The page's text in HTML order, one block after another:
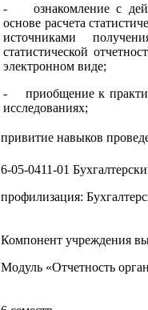
- ознакомление с
основе расчета
источниками
статистической
электронном виде;
- приобщение к
исследованиях;
привитие навыков
6-05-0411-01
профилизация:
Компонент учреждения
Модуль «Отчетность